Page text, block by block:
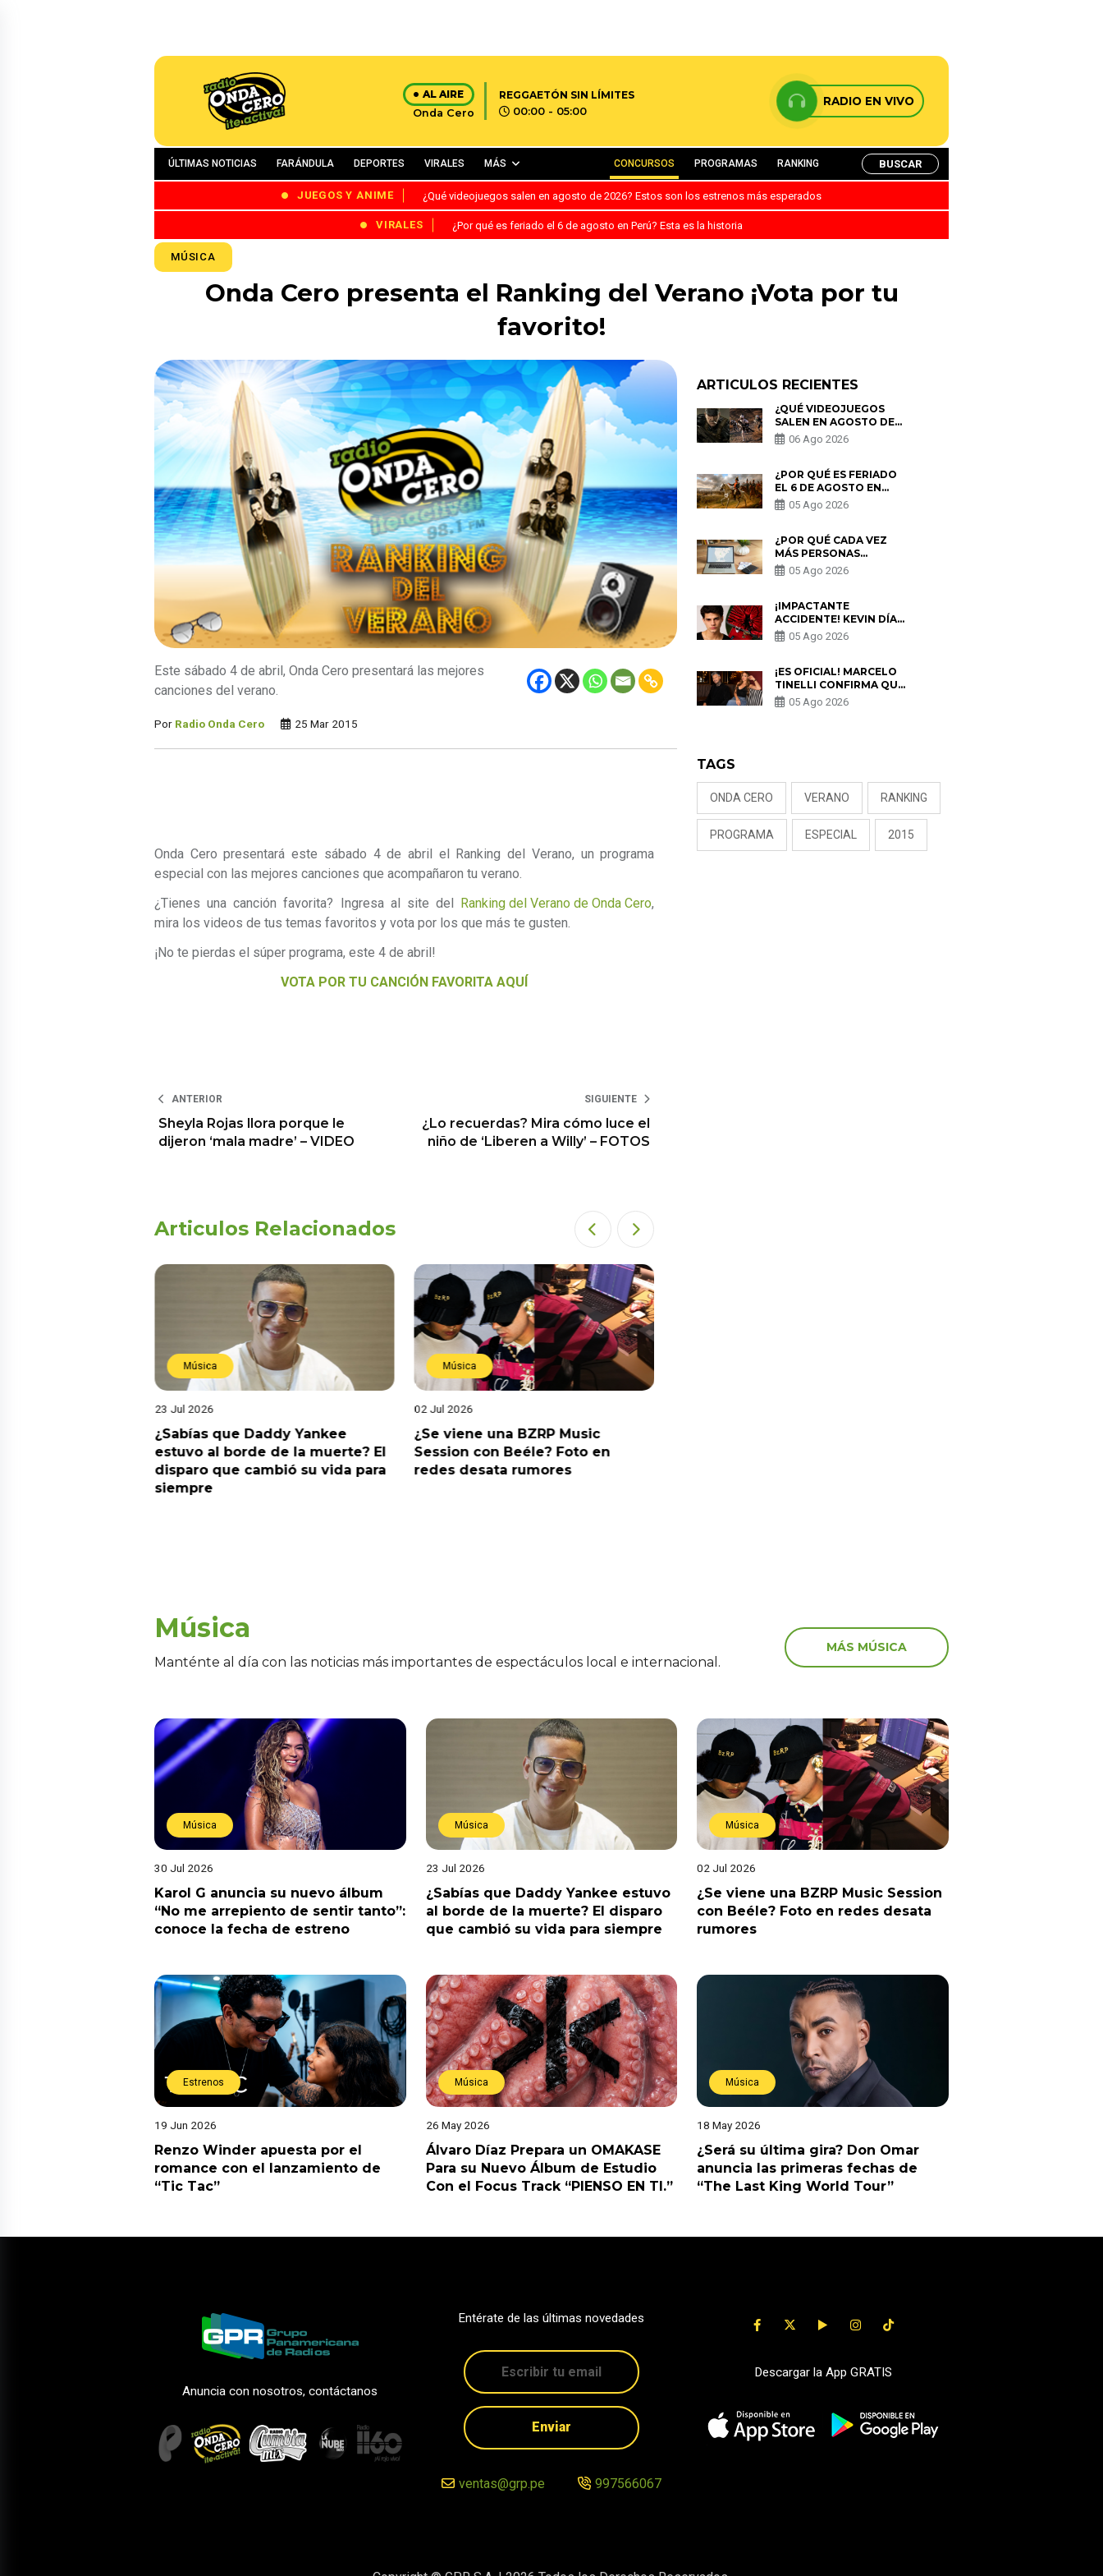
AL AIRE
Onda Cero
REGGAETÓN SIN LÍMITES
00:00 - 05:00
RADIO EN VIVO
ÚLTIMAS NOTICIAS FARÁNDULA DEPORTES VIRALES MÁS CONCURSOS PROGRAMAS RANKING BUSCAR
JUEGOS Y ANIME ¿Qué videojuegos salen en agosto de 2026? Estos son los estrenos más esperados
VIRALES ¿Por qué es feriado el 6 de agosto en Perú? Esta es la historia
MÚSICA
Onda Cero presenta el Ranking del Verano ¡Vota por tu
favorito!
Este sábado 4 de abril, Onda Cero presentará las mejores
canciones del verano.
Por Radio Onda Cero 25 Mar 2015
Onda Cero presentará este sábado 4 de abril el Ranking del Verano, un programa
especial con las mejores canciones que acompañaron tu verano.
¿Tienes una canción favorita? Ingresa al site del
Ranking del Verano de Onda Cero,
mira los videos de tus temas favoritos y vota por los que más te gusten.
¡No te pierdas el súper programa, este 4 de abril!
VOTA POR TU CANCIÓN FAVORITA AQUÍ
ANTERIOR
Sheyla Rojas llora porque le
dijeron ‘mala madre’ – VIDEO
SIGUIENTE
¿Lo recuerdas? Mira cómo luce el
niño de ‘Liberen a Willy’ – FOTOS
Articulos Relacionados
Música
23 Jul 2026
¿Sabías que Daddy Yankee
estuvo al borde de la muerte? El
disparo que cambió su vida para
siempre
Música
02 Jul 2026
¿Se viene una BZRP Music
Session con Beéle? Foto en
redes desata rumores
ARTICULOS RECIENTES
¿QUÉ VIDEOJUEGOS
SALEN EN AGOSTO DE
2026? ESTOS SON LOS
ESTRENOS MÁS
06 Ago 2026
¿POR QUÉ ES FERIADO
EL 6 DE AGOSTO EN
PERÚ? ESTA ES LA
HISTORIA
05 Ago 2026
¿POR QUÉ CADA VEZ
MÁS PERSONAS
UTILIZAN UNA VPN
PARA PROTEGER SU
05 Ago 2026
¡IMPACTANTE
ACCIDENTE! KEVIN DÍAZ
CAE DESDE OCHO
METROS EN “ESTO ES
PREOCUPACIÓN
05 Ago 2026
¡ES OFICIAL! MARCELO
TINELLI CONFIRMA QUE
REGRESÓ CON MILETT
FIGUEROA: “EL AMOR
05 Ago 2026
TAGS
ONDA CERO VERANO RANKING
PROGRAMA ESPECIAL 2015
Música
Manténte al día con las noticias más importantes de espectáculos local e internacional.
MÁS MÚSICA
Música
30 Jul 2026
Karol G anuncia su nuevo álbum
“No me arrepiento de sentir tanto”:
conoce la fecha de estreno
Música
23 Jul 2026
¿Sabías que Daddy Yankee estuvo
al borde de la muerte? El disparo
que cambió su vida para siempre
Música
02 Jul 2026
¿Se viene una BZRP Music Session
con Beéle? Foto en redes desata
rumores
Estrenos
19 Jun 2026
Renzo Winder apuesta por el
romance con el lanzamiento de
“Tic Tac”
Música
26 May 2026
Álvaro Díaz Prepara un OMAKASE
Para su Nuevo Álbum de Estudio
Con el Focus Track “PIENSO EN TI.”
Música
18 May 2026
¿Será su última gira? Don Omar
anuncia las primeras fechas de
“The Last King World Tour”
Anuncia con nosotros, contáctanos
Entérate de las últimas novedades
Enviar
ventas@grp.pe 997566067
Descargar la App GRATIS